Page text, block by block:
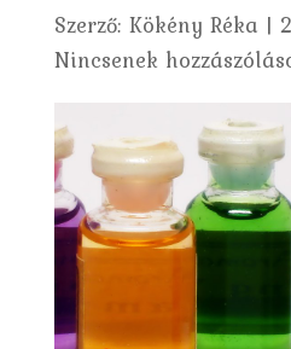
Szerző: Kökény Réka |
Nincsenek